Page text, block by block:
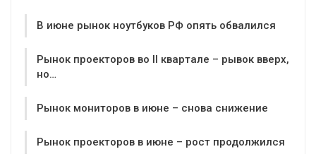
В июне рынок ноутбуков РФ опять обвалился
Рынок проекторов во II квартале – рывок вверх,
но…
Рынок мониторов в июне – снова снижение
Рынок проекторов в июне – рост продолжился